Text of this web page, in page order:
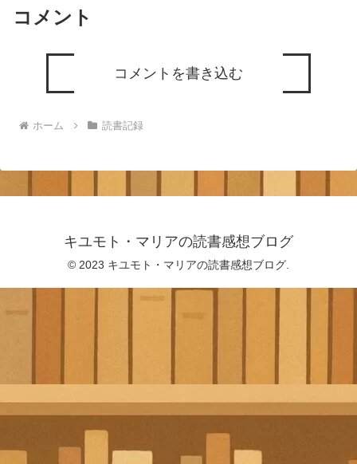
コメント
コメントを書き込む
ホーム 読書記録
キユモト・マリアの読書感想ブログ
© 2023 キユモト・マリアの読書感想ブログ.